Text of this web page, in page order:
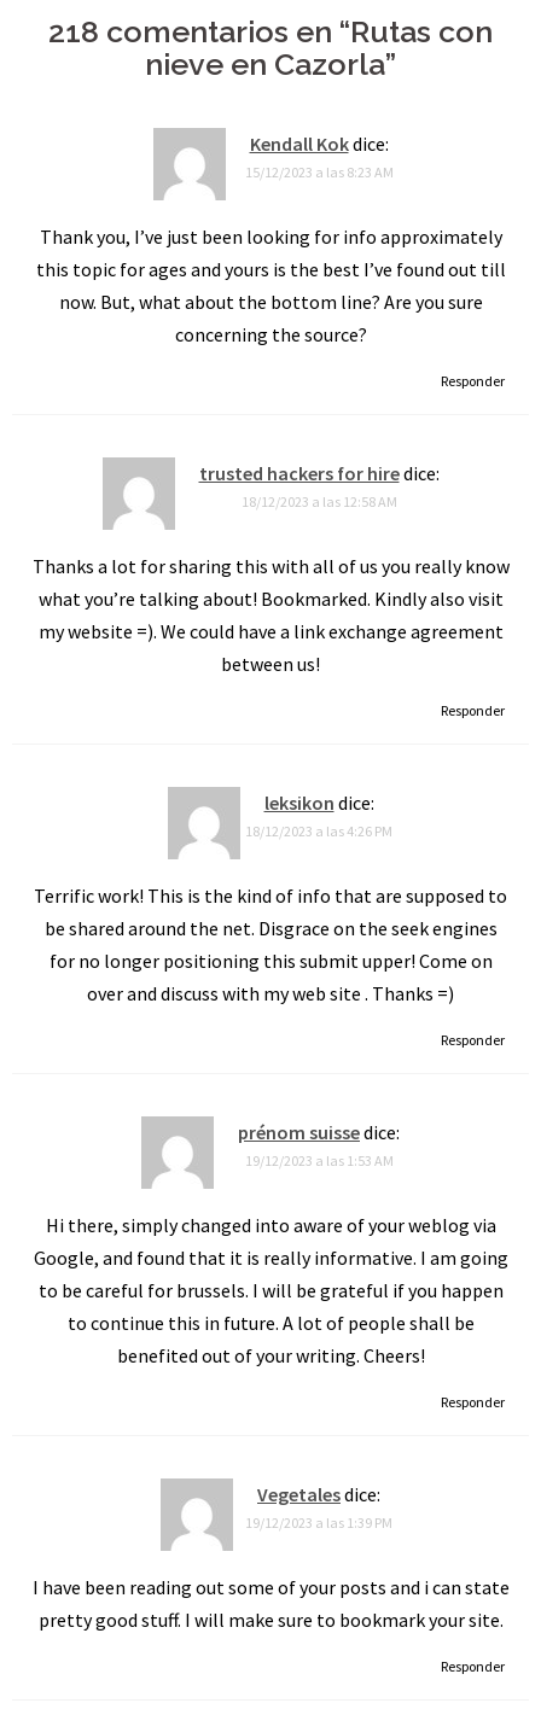
entradas
218 comentarios en “Rutas con
nieve en Cazorla”
Kendall Kokdice:
15/12/2023 a las 8:23 AM
Thank you, I’ve just been looking for info approximately
this topic for ages and yours is the best I’ve found out till
now. But, what about the bottom line? Are you sure
concerning the source?
Responder
trusted hackers for hiredice:
18/12/2023 a las 12:58 AM
Thanks a lot for sharing this with all of us you really know
what you’re talking about! Bookmarked. Kindly also visit
my website =). We could have a link exchange agreement
between us!
Responder
leksikon dice:
18/12/2023 a las 4:26 PM
Terrific work! This is the kind of info that are supposed to
be shared around the net. Disgrace on the seek engines
for no longer positioning this submit upper! Come on
over and discuss with my web site . Thanks =)
Responder
prénom suissedice:
19/12/2023 a las 1:53 AM
Hi there, simply changed into aware of your weblog via
Google, and found that it is really informative. I am going
to be careful for brussels. I will be grateful if you happen
to continue this in future. A lot of people shall be
benefited out of your writing. Cheers!
Responder
Vegetalesdice:
19/12/2023 a las 1:39 PM
I have been reading out some of your posts and i can state
pretty good stuff. I will make sure to bookmark your site.
Responder